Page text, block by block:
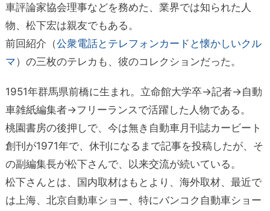
車評論家協会理事などを務めた、業界では知られた人
物、松下宏は親友でもある。
前回紹介（公衆電話とテレフォンカードと懐かしいクル
マ）の三枚のテレカも、彼のコレクションだった。
1951年群馬県前橋に生まれ。立命館大学卒→記者→自動
車雑紙編集者→フリーランスで活躍した人物である。
桃園書房の後押しで、今は無き自動車月刊誌カービート
創刊が1971年で、休刊になるまで記事を投稿したが、そ
の副編集長が松下さんで、以来交流が続いている。
松下さんとは、国内取材はもとより、海外取材、最近で
は上海、北京自動車ショー、特にバンコク自動車ショー